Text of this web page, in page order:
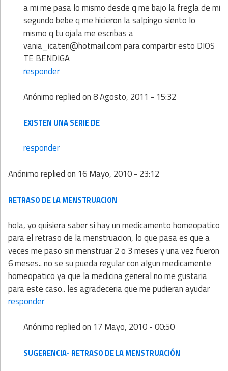
a mi me pasa lo mismo desde q me bajo la fregla de mi
segundo bebe q me hicieron la salpingo siento lo
mismo q tu ojala me escribas a
vania_icaten@hotmail.com para compartir esto DIOS
TE BENDIGA
responder
Anónimoreplied on8 Agosto, 2011 - 15:32
EXISTEN UNA SERIE DE
responder
Anónimoreplied on 16 Mayo, 2010 - 23:12
RETRASO DE LA MENSTRUACION
hola, yo quisiera saber si hay un medicamento homeopatico
para el retraso de la menstruacion, lo que pasa es que a
veces me paso sin menstruar 2 o 3 meses y una vez fueron
6 meses.. no se su pueda regular con algun medicamente
homeopatico ya que la medicina general no me gustaria
para este caso.. les agradeceria que me pudieran ayudar
responder
Anónimoreplied on 17 Mayo, 2010 - 00:50
SUGERENCIA- RETRASO DE LA MENSTRUACIÓN